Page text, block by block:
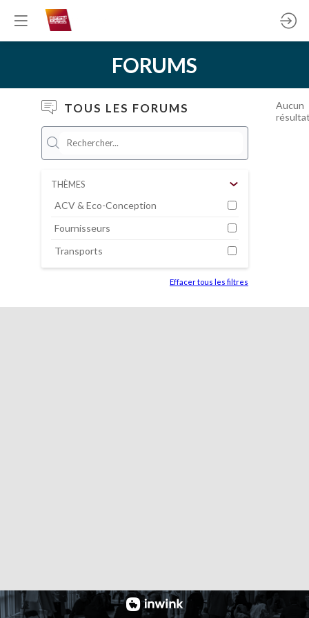
FORUMS
TOUS LES FORUMS
THÈMES
ACV & Eco-Conception
Fournisseurs
Transports
Effacer tous les filtres
Aucun